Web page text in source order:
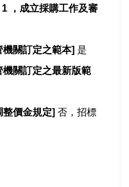
，成立採購工作及審
關訂定之範本] 是
關訂定之最新版範
價金規定] 否，招標